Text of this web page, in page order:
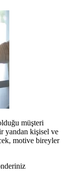
müşteri
yandan kişisel ve
motive bireyler